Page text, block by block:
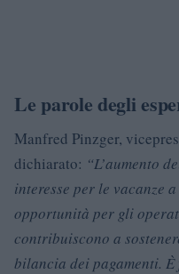
Le parole degli
Manfred Pinzger,
dichiarato: “L’aumento
interesse per le vacanze
opportunità per gli
contribuiscono a
bilancia dei pagamenti.